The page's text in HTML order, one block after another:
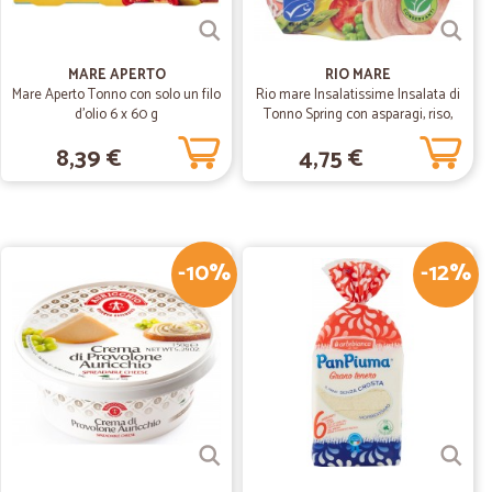
dire
senza riuscire ad ordinare provando notte e giorno),
e sia frutta che verdura molto buoni e freschi.
ma tenendo conto che te la consegnano a casa
03/01/2019
le festività ed all'interno del pacco ho trovato
MARE APERTO
Mare Aperto Tonno con solo un filo
d'olio 6 x 60 g
8,39 €
RIO MARE
Rio mare Insalatissime Insalata di
Tonno Spring con asparagi, riso,
piselli, carote e limone 160 g
4,75 €
-10% -12%